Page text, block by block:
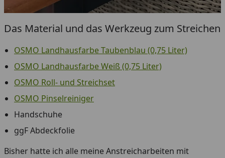
Das Material und das Werkzeug zum Streichen
OSMO Landhausfarbe Taubenblau (0,75 Liter)
OSMO Landhausfarbe Weiß (0,75 Liter)
OSMO Roll- und Streichset
OSMO Pinselreiniger
Handschuhe
ggF Abdeckfolie
Bisher hatte ich alle meine Anstreicharbeiten mit